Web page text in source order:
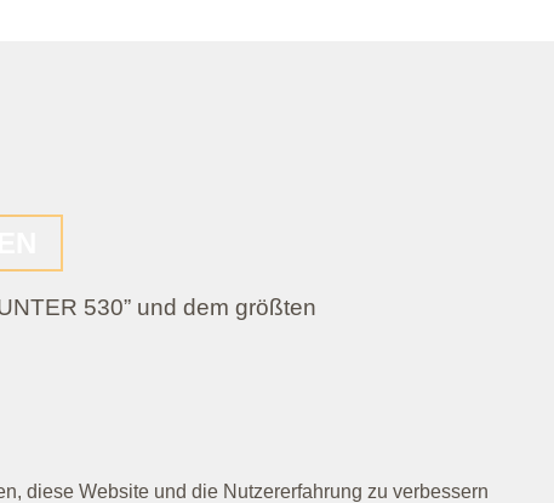
530” und dem größten
diese Website und die Nutzererfahrung zu verbessern